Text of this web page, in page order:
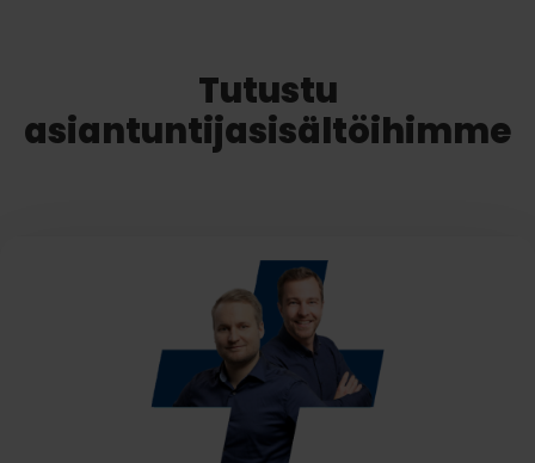
Tutustu
asiantuntijasisältöihimme